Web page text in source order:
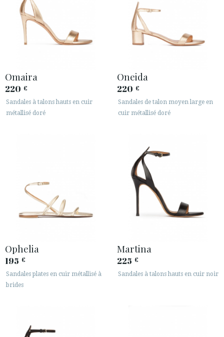
Omaira
220 €
Sandales à talons hauts en cuir
métallisé doré
Oneida
220 €
Sandales de talon moyen large en
cuir métallisé doré
Ophelia
195 €
Sandales plates en cuir métallisé à
brides
Martina
225 €
Sandales à talons hauts en cuir noir